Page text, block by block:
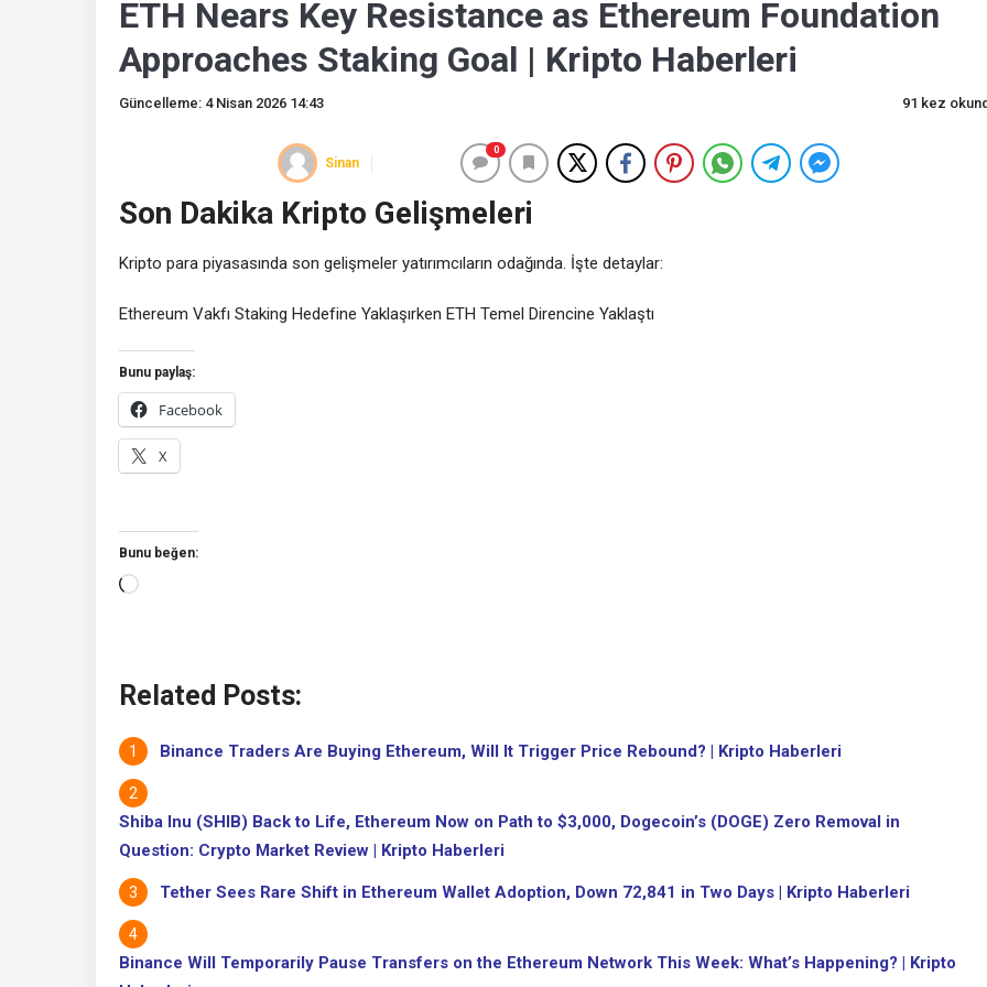
ETH Nears Key Resistance as Ethereum Foundation
Approaches Staking Goal | Kripto Haberleri
Güncelleme: 4 Nisan 2026 14:43 91 kez
Sinan
0
Son Dakika Kripto Gelişmeleri
Kripto para piyasasında son gelişmeler yatırımcıların odağında. İşte detaylar:
Ethereum Vakfı Staking Hedefine Yaklaşırken ETH Temel Direncine Yaklaştı
Bunu paylaş:
Facebook
X
Bunu beğen:
Yükleniyor...
Related Posts:
Binance Traders Are Buying Ethereum, Will It Trigger Price Rebound? | Kripto Haberleri
Shiba Inu (SHIB) Back to Life, Ethereum Now on Path to $3,000, Dogecoin’s (DOGE) Zero Removal in
Question: Crypto Market Review | Kripto Haberleri
Tether Sees Rare Shift in Ethereum Wallet Adoption, Down 72,841 in Two Days | Kripto Haberleri
Binance Will Temporarily Pause Transfers on the Ethereum Network This Week: What’s Happening? | Kripto